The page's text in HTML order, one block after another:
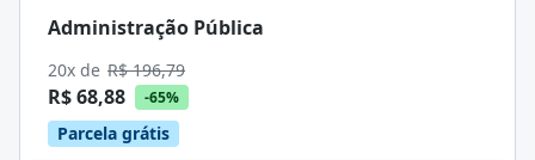
Administração Pública
20x de R$ 196,79
R$ 68,88 -65%
Parcela grátis